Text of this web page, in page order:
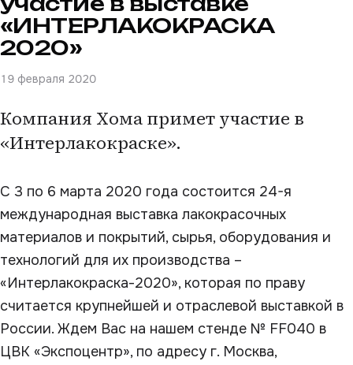
«ИНТЕРЛАКОКРАСКА
2020»
19 февраля 2020
Компания Хома примет участие в
«Интерлакокраске».
С 3 по 6 марта 2020 года состоится 24-я
международная выставка лакокрасочных
материалов и покрытий, сырья, оборудования и
технологий для их производства –
«Интерлакокраска-2020», которая по праву
считается крупнейшей и отраслевой выставкой в
России. Ждем Вас на нашем стенде № FF040 в
ЦВК «Экспоцентр», по адресу г. Москва,